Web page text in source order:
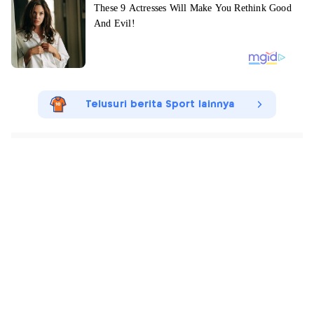
Telusuri berita Sport lainnya